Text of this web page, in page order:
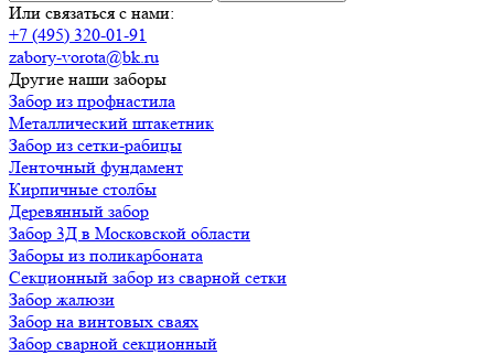
Или связаться с нами:
+7 (495) 320-01-91
zabory-vorota@bk.ru
Другие наши заборы
Забор из профнастила
Металлический штакетник
Забор из сетки-рабицы
Ленточный фундамент
Кирпичные столбы
Деревянный забор
Забор 3Д в Московской области
Заборы из поликарбоната
Секционный забор из сварной сетки
Забор жалюзи
Забор на винтовых сваях
Забор сварной секционный